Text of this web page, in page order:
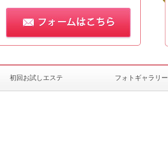
初回お試しエステ フォトギャラリー